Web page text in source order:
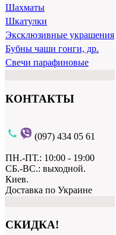
Шахматы
Шкатулки
Эксклюзивные украшения
Бубны чаши гонги, др.
Свечи парафиновые
КОНТАКТЫ
(097) 434 05 61
ПН.-ПТ.: 10:00 - 19:00
СБ.-ВС.: выходной.
Киев.
Доставка по Украине
СКИДКА!